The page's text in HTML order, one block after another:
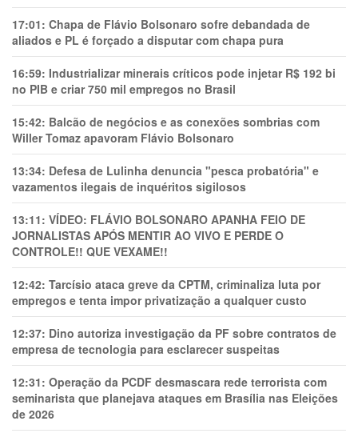
17:01: Chapa de Flávio Bolsonaro sofre debandada de
aliados e PL é forçado a disputar com chapa pura
16:59: Industrializar minerais críticos pode injetar R$ 192 bi
no PIB e criar 750 mil empregos no Brasil
15:42: Balcão de negócios e as conexões sombrias com
Willer Tomaz apavoram Flávio Bolsonaro
13:34: Defesa de Lulinha denuncia "pesca probatória" e
vazamentos ilegais de inquéritos sigilosos
13:11: VÍDEO: FLÁVIO BOLSONARO APANHA FEIO DE
JORNALISTAS APÓS MENTIR AO VIVO E PERDE O
CONTROLE!! QUE VEXAME!!
12:42: Tarcísio ataca greve da CPTM, criminaliza luta por
empregos e tenta impor privatização a qualquer custo
12:37: Dino autoriza investigação da PF sobre contratos de
empresa de tecnologia para esclarecer suspeitas
12:31: Operação da PCDF desmascara rede terrorista com
seminarista que planejava ataques em Brasília nas Eleições
de 2026